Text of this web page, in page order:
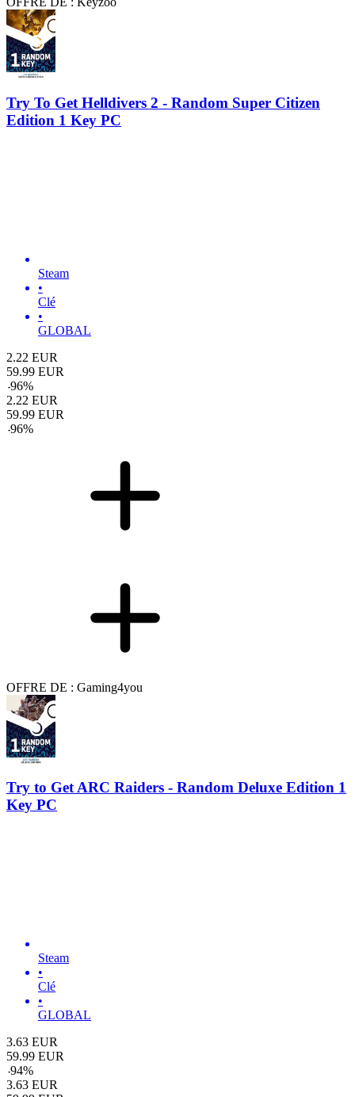
Try To Get Helldivers 2 - Random Super Citizen
Edition 1 Key PC
Steam
•
Clé
•
GLOBAL
2.22 EUR
59.99 EUR
-96%
2.22 EUR
59.99 EUR
-96%
OFFRE DE : Gaming4you
Try to Get ARC Raiders - Random Deluxe Edition 1
Key PC
Steam
•
Clé
•
GLOBAL
3.63 EUR
59.99 EUR
-94%
3.63 EUR